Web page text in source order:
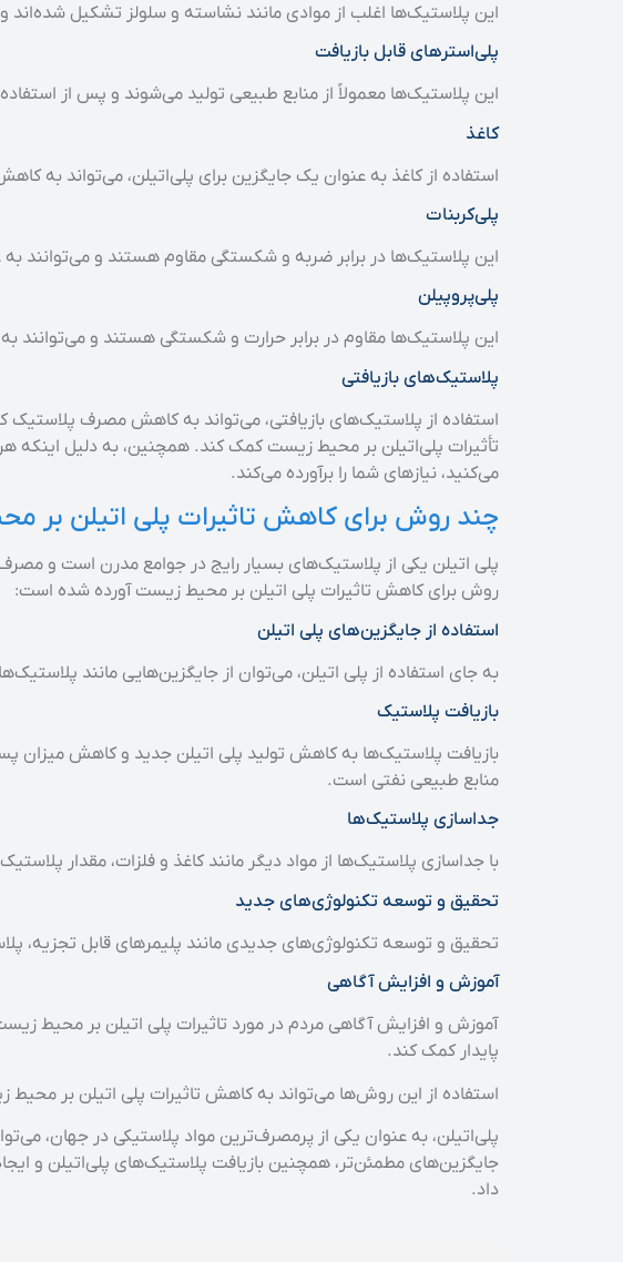
این پلاستیک‌ها اغلب از موادی مانند نشاسته و سلولز تشکیل
پلی‌استرهای قابل بازیافت
این پلاستیک‌ها معمولاً از منابع طبیعی تولید می‌شوند و پس از
کاغذ
استفاده از کاغذ به عنوان یک جایگزین برای پلی‌اتیلن، می‌تواند به
پلی‌کربنات
این پلاستیک‌ها در برابر ضربه و شکستگی مقاوم هستند و می‌توانند
پلی‌پروپیلن
این پلاستیک‌ها مقاوم در برابر حرارت و شکستگی هستند و می‌توانند به
پلاستیک‌های بازیافتی
استفاده از پلاستیک‌های بازیافتی، می‌تواند به کاهش مصرف پلاستیک
تأثیرات پلی‌اتیلن بر محیط زیست کمک کند. همچنین، به دلیل اینکه
می‌کنید، نیازهای شما را برآورده می‌کند.
چند روش برای کاهش تاثیرات پلی اتیلن بر
پلی اتیلن یکی از پلاستیک‌های بسیار رایج در جوامع مدرن است و مصرف
روش برای کاهش تاثیرات پلی اتیلن بر محیط زیست آورده شده است:
استفاده از جایگزین‌های پلی اتیلن
به جای استفاده از پلی اتیلن، می‌توان از جایگزین‌هایی مانند
بازیافت پلاستیک
بازیافت پلاستیک‌ها به کاهش تولید پلی اتیلن جدید و کاهش میزان
منابع طبیعی نفتی است.
جداسازی پلاستیک‌ها
با جداسازی پلاستیک‌ها از مواد دیگر مانند کاغذ و فلزات، مقدار
تحقیق و توسعه تکنولوژی‌های جدید
تحقیق و توسعه تکنولوژی‌های جدیدی مانند پلیمرهای قابل تجزیه،
آموزش و افزایش آگاهی
آموزش و افزایش آگاهی مردم در مورد تاثیرات پلی اتیلن بر محیط
پایدار کمک کند.
استفاده از این روش‌ها می‌تواند به کاهش تاثیرات پلی اتیلن بر
پلی‌اتیلن، به عنوان یکی از پرمصرف‌ترین مواد پلاستیکی در جهان،
جایگزین‌های مطمئن‌تر، همچنین بازیافت پلاستیک‌های پلی‌اتیلن و
داد.